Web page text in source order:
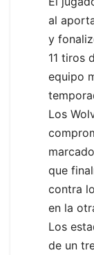
al
y
11 tiros
equipo
Los
que
contra
en la
Los
de un